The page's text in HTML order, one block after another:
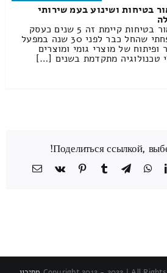
בטיחות ושינוע בעמ שירותי
טלאור בטיחות קיימת זה 5 שנים כעסק
משפחתי שהחל כבר לפני 30 שנה במפעל
ופיתוח של מוצרי גומי ומוצרים
טכנולוגיה מתקדמת בשנים […]
Поделиться ссылкой,
LinkedIn
WhatsApp
Telegram
Tumblr
Pinterest
Vk
כתובת